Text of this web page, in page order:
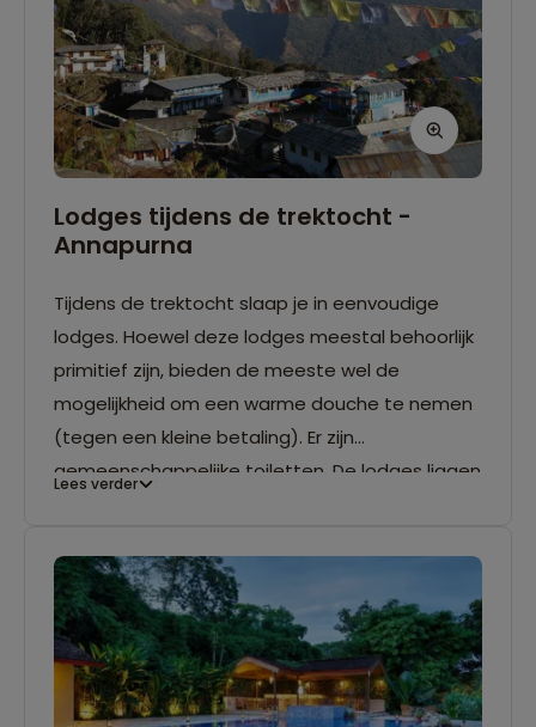
Lodges tijdens de trektocht -
Annapurna
Tijdens de trektocht slaap je in eenvoudige
lodges. Hoewel deze lodges meestal behoorlijk
primitief zijn, bieden de meeste wel de
mogelijkheid om een warme douche te nemen
(tegen een kleine betaling). Er zijn
gemeenschappelijke toiletten. De lodges liggen
meestal verwarmd, de kamers echter niet.
Lees verder